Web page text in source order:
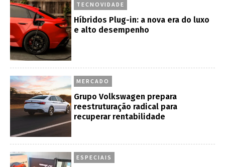
TECNOVIDADE
Híbridos Plug-in: a nova era do luxo
e alto desempenho
MERCADO
Grupo Volkswagen prepara
reestruturação radical para
recuperar rentabilidade
ESPECIAIS